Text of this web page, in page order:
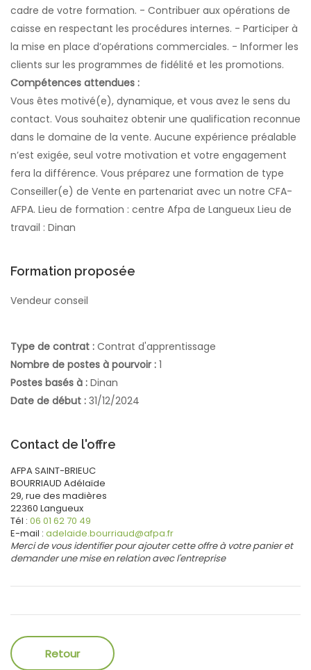
cadre de votre formation. - Contribuer aux opérations de
caisse en respectant les procédures internes. - Participer à
la mise en place d’opérations commerciales. - Informer les
clients sur les programmes de fidélité et les promotions.
Compétences attendues :
Vous êtes motivé(e), dynamique, et vous avez le sens du
contact. Vous souhaitez obtenir une qualification reconnue
dans le domaine de la vente. Aucune expérience préalable
n’est exigée, seul votre motivation et votre engagement
fera la différence. Vous préparez une formation de type
Conseiller(e) de Vente en partenariat avec un notre CFA-
AFPA. Lieu de formation : centre Afpa de Langueux Lieu de
travail : Dinan
Formation proposée
Vendeur conseil
Type de contrat : Contrat d'apprentissage
Nombre de postes à pourvoir : 1
Postes basés à : Dinan
Date de début : 31/12/2024
Contact de l'offre
AFPA SAINT-BRIEUC
BOURRIAUD Adélaïde
29, rue des madières
22360 Langueux
Tél : 06 01 62 70 49
E-mail : adelaide.bourriaud@afpa.fr
Merci de vous identifier pour ajouter cette offre à votre panier et
demander une mise en relation avec l'entreprise